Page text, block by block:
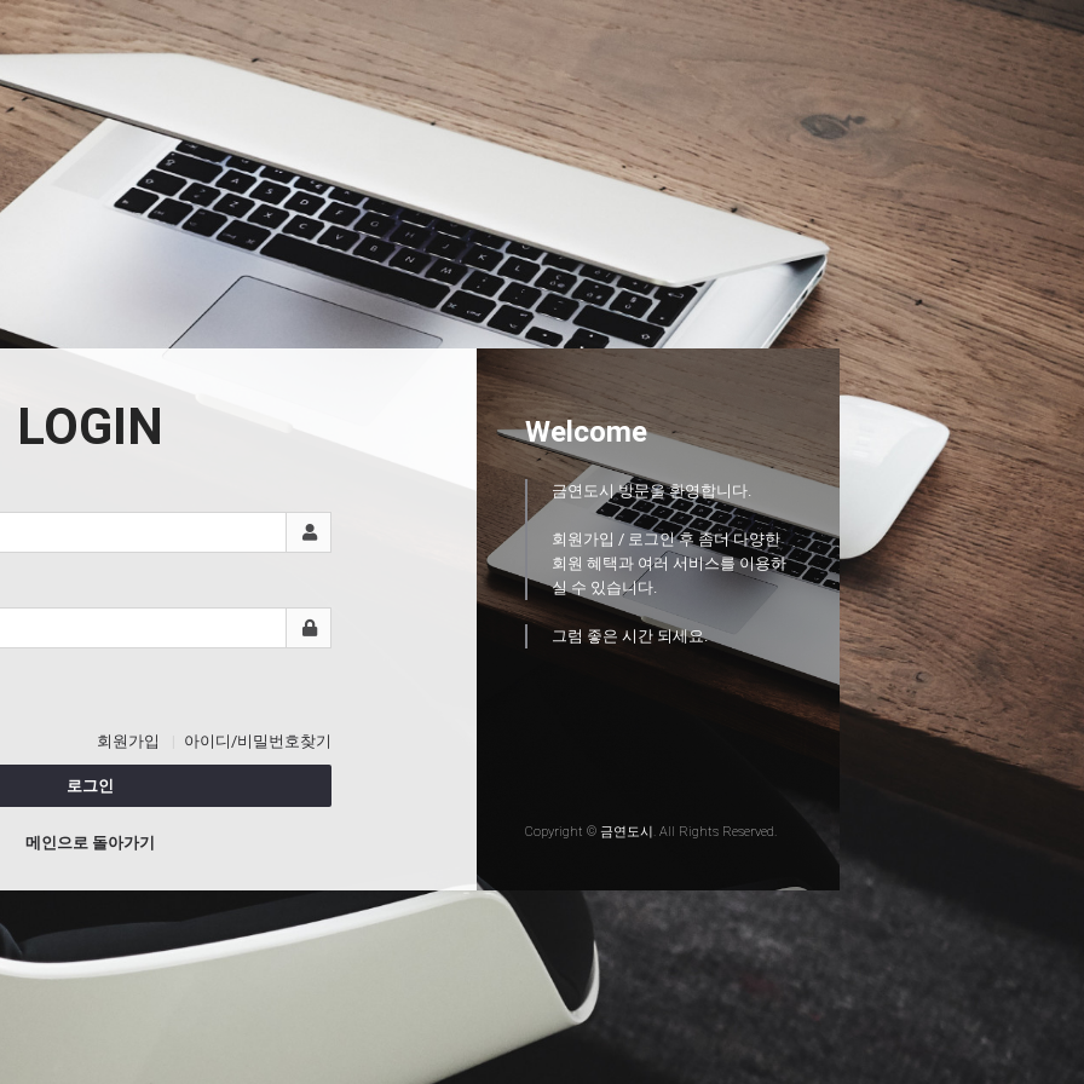
LOGIN
회원가입 아이디/비밀번호찾기
로그인
메인으로 돌아가기
Welcome
금연도시 방문을 환영합니다.
회원가입 / 로그인 후 좀더 다양한
회원 혜택과 여러 서비스를 이용하
실 수 있습니다.
그럼 좋은 시간 되세요.
Copyright © 금연도시. All Rights Reserved.